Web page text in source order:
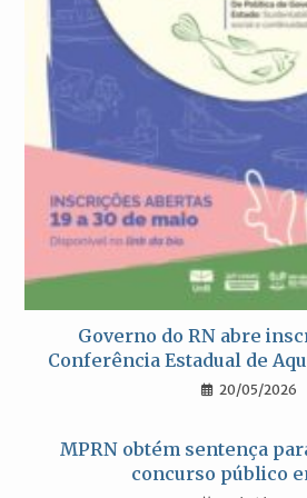
Governo do RN abre
Conferência Estadual de
20/05/2026
MPRN obtém sentença
concurso público